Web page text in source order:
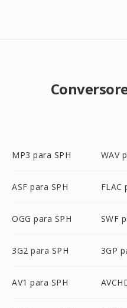
MP3 para SPH WAV
ASF para SPH FLAC
OGG para SPH SWF
3G2 para SPH 3GP
AV1 para SPH